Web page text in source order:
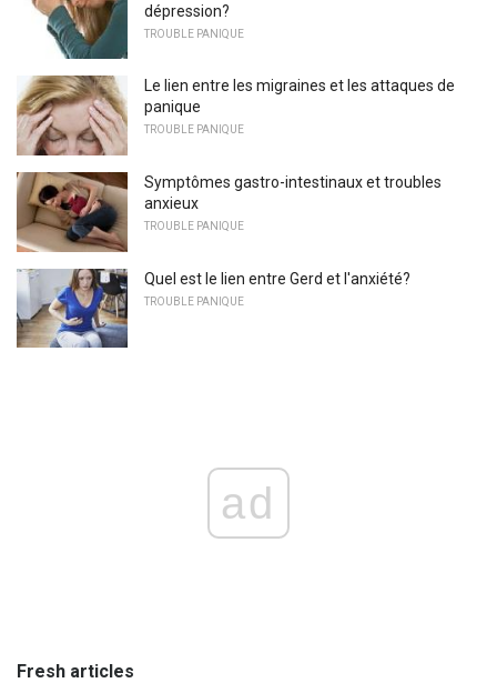
dépression?
TROUBLE PANIQUE
Le lien entre les migraines et les attaques de
panique
TROUBLE PANIQUE
Symptômes gastro-intestinaux et troubles
anxieux
TROUBLE PANIQUE
Quel est le lien entre Gerd et l'anxiété?
TROUBLE PANIQUE
ad
Fresh articles